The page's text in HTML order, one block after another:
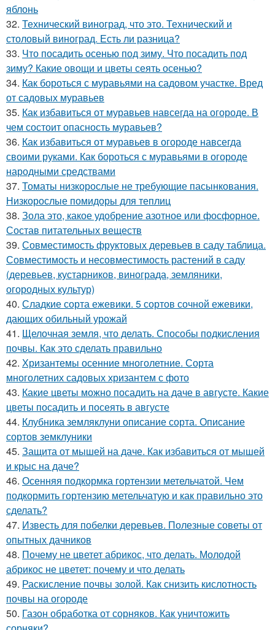
яблонь
32. Технический виноград, что это. Технический и
столовый виноград. Есть ли разница?
33. Что посадить осенью под зиму. Что посадить под
зиму? Какие овощи и цветы сеять осенью?
34. Как бороться с муравьями на садовом участке. Вред
от садовых муравьев
35. Как избавиться от муравьев навсегда на огороде. В
чем состоит опасность муравьев?
36. Как избавиться от муравьев в огороде навсегда
своими руками. Как бороться с муравьями в огороде
народными средствами
37. Томаты низкорослые не требующие пасынкования.
Низкорослые помидоры для теплиц
38. Зола это, какое удобрение азотное или фосфорное.
Состав питательных веществ
39. Совместимость фруктовых деревьев в саду таблица.
Совместимость и несовместимость растений в саду
(деревьев, кустарников, винограда, земляники,
огородных культур)
40. Сладкие сорта ежевики. 5 сортов сочной ежевики,
дающих обильный урожай
41. Щелочная земля, что делать. Способы подкисления
почвы. Как это сделать правильно
42. Хризантемы осенние многолетние. Сорта
многолетних садовых хризантем с фото
43. Какие цветы можно посадить на даче в августе. Какие
цветы посадить и посеять в августе
44. Клубника земляклуни описание сорта. Описание
сортов земклуники
45. Защита от мышей на даче. Как избавиться от мышей
и крыс на даче?
46. Осенняя подкормка гортензии метельчатой. Чем
подкормить гортензию метельчатую и как правильно это
сделать?
47. Известь для побелки деревьев. Полезные советы от
опытных дачников
48. Почему не цветет абрикос, что делать. Молодой
абрикос не цветет: почему и что делать
49. Раскисление почвы золой. Как снизить кислотность
почвы на огороде
50. Газон обработка от сорняков. Как уничтожить